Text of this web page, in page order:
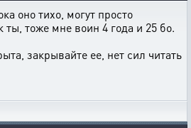
оно тихо, могут просто
ты, тоже мне воин 4 года и 25 бо.
закрывайте ее, нет сил читать